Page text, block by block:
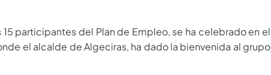
participantes del Plan de Empleo, se ha celebrado en el
el alcalde de Algeciras, ha dado la bienvenida al grupo